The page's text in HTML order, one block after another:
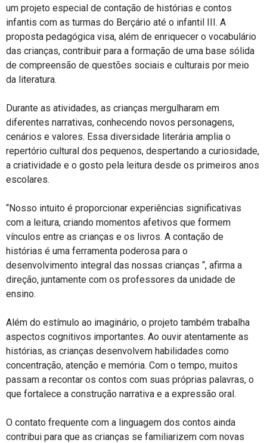
um projeto especial de contação de histórias e contos
infantis com as turmas do Berçário até o infantil III. A
proposta pedagógica visa, além de enriquecer o vocabulário
das crianças, contribuir para a formação de uma base sólida
de compreensão de questões sociais e culturais por meio
da literatura.
Durante as atividades, as crianças mergulharam em
diferentes narrativas, conhecendo novos personagens,
cenários e valores. Essa diversidade literária amplia o
repertório cultural dos pequenos, despertando a curiosidade,
a criatividade e o gosto pela leitura desde os primeiros anos
escolares.
“Nosso intuito é proporcionar experiências significativas
com a leitura, criando momentos afetivos que formem
vínculos entre as crianças e os livros. A contação de
histórias é uma ferramenta poderosa para o
desenvolvimento integral das nossas crianças “, afirma a
direção, juntamente com os professores da unidade de
ensino.
Além do estímulo ao imaginário, o projeto também trabalha
aspectos cognitivos importantes. Ao ouvir atentamente as
histórias, as crianças desenvolvem habilidades como
concentração, atenção e memória. Com o tempo, muitos
passam a recontar os contos com suas próprias palavras, o
que fortalece a construção narrativa e a expressão oral.
O contato frequente com a linguagem dos contos ainda
contribui para que as crianças se familiarizem com novas